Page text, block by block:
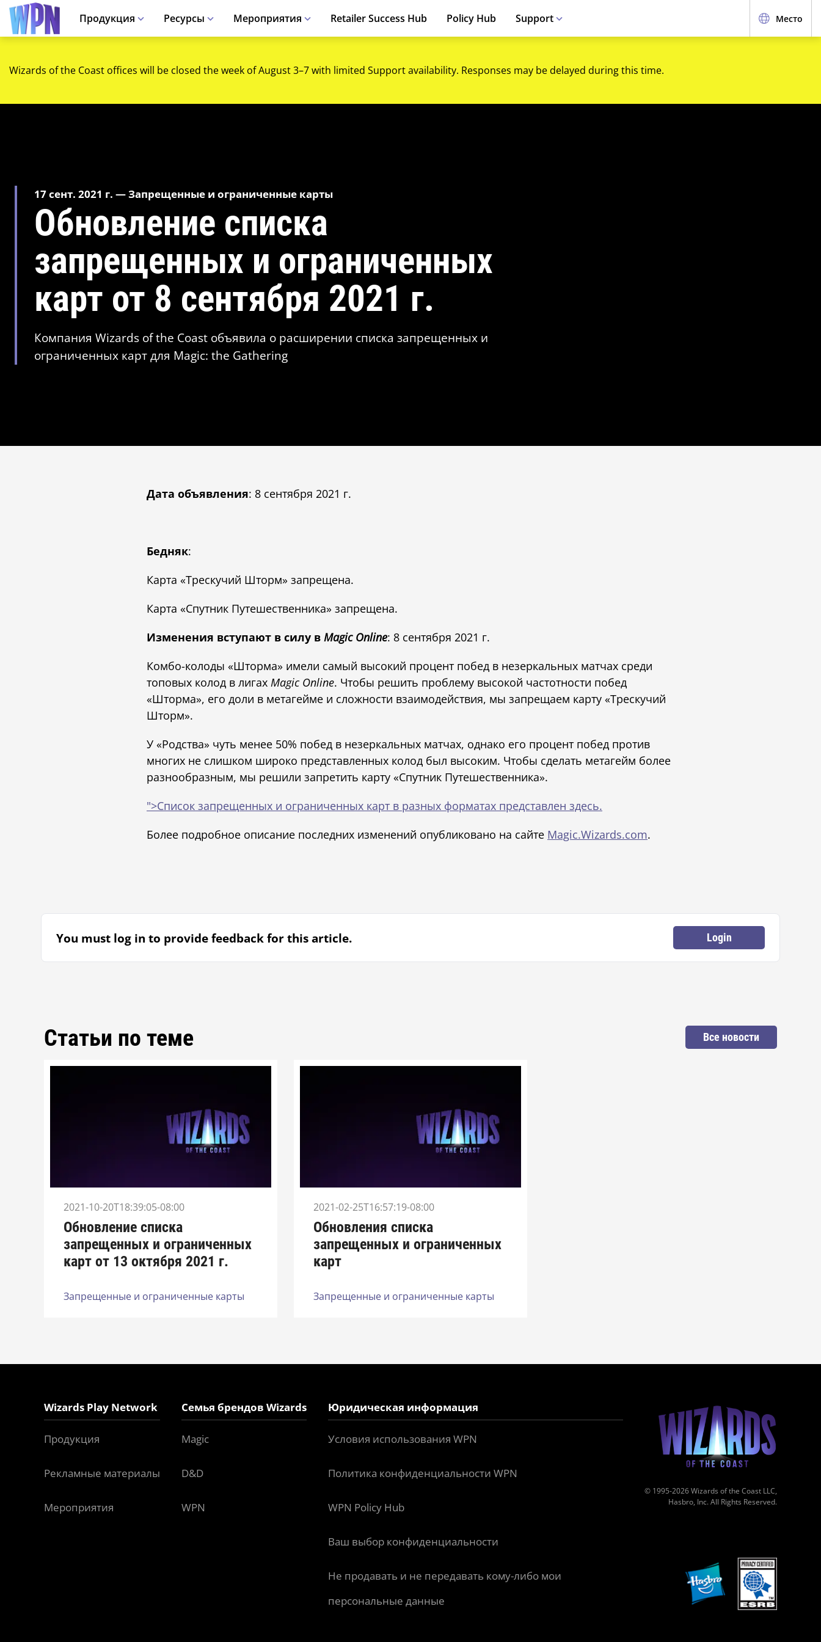
Продукция Ресурсы Мероприятия Retailer Success Hub Policy Hub Support Место
Wizards of the Coast offices will be closed the week of August 3–7 with limited Support availability. Responses may be delayed during this time.
17 сент. 2021 г. — Запрещенные и ограниченные карты
Обновление списка
запрещенных и ограниченных
карт от 8 сентября 2021 г.
Компания Wizards of the Coast объявила о расширении списка запрещенных и
ограниченных карт для Magic: the Gathering
Дата объявления: 8 сентября 2021 г.
Бедняк:
Карта «Трескучий Шторм» запрещена.
Карта «Спутник Путешественника» запрещена.
Изменения вступают в силу в Magic Online: 8 сентября 2021 г.
Комбо-колоды «Шторма» имели самый высокий процент побед в незеркальных матчах среди
топовых колод в лигах Magic Online. Чтобы решить проблему высокой частотности побед
«Шторма», его доли в метагейме и сложности взаимодействия, мы запрещаем карту «Трескучий
Шторм».
У «Родства» чуть менее 50% побед в незеркальных матчах, однако его процент побед против
многих не слишком широко представленных колод был высоким. Чтобы сделать метагейм более
разнообразным, мы решили запретить карту «Спутник Путешественника».
">Список запрещенных и ограниченных карт в разных форматах представлен здесь.
Более подробное описание последних изменений опубликовано на сайте Magic.Wizards.com.
You must log in to provide feedback for this article. Login
Статьи по теме Все новости
2021-10-20T18:39:05-08:00
Обновление списка
запрещенных и ограниченных
карт от 13 октября 2021 г.
Запрещенные и ограниченные карты
2021-02-25T16:57:19-08:00
Обновления списка
запрещенных и ограниченных
карт
Запрещенные и ограниченные карты
Wizards Play Network
Продукция
Рекламные материалы
Мероприятия
Семья брендов Wizards
Magic
D&D
WPN
Юридическая информация
Условия использования WPN
Политика конфиденциальности WPN
WPN Policy Hub
Ваш выбор конфиденциальности
Не продавать и не передавать кому-либо мои
персональные данные
© 1995-2026 Wizards of the Coast LLC,
Hasbro, Inc. All Rights Reserved.